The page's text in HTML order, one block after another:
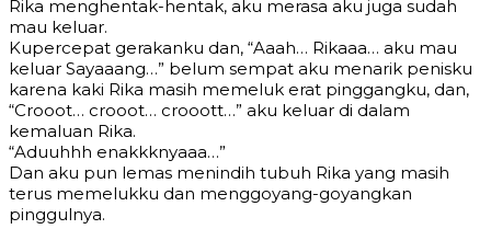
Rika menghentak-hentak, aku merasa aku juga sudah
mau keluar.
Kupercepat gerakanku dan, “Aaah… Rikaaa… aku mau
keluar Sayaaang…” belum sempat aku menarik penisku
karena kaki Rika masih memeluk erat pinggangku, dan,
“Crooot… crooot… crooott…” aku keluar di dalam
kemaluan Rika.
“Aduuhhh enakkknyaaa…”
Dan aku pun lemas menindih tubuh Rika yang masih
terus memelukku dan menggoyang-goyangkan
pinggulnya.